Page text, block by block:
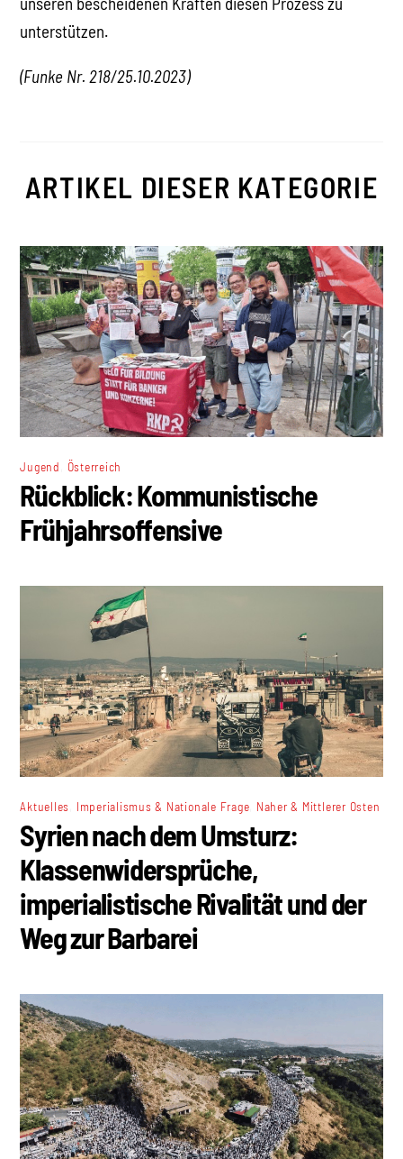
unterstützen.
(Funke Nr. 218/25.10.2023)
ARTIKEL DIESER KATEGORIE
Jugend Österreich
Rückblick: Kommunistische
Frühjahrsoffensive
Aktuelles Imperialismus & Nationale Frage Naher & Mittlerer Osten
Syrien nach dem Umsturz:
Klassenwidersprüche,
imperialistische Rivalität und der
Weg zur Barbarei